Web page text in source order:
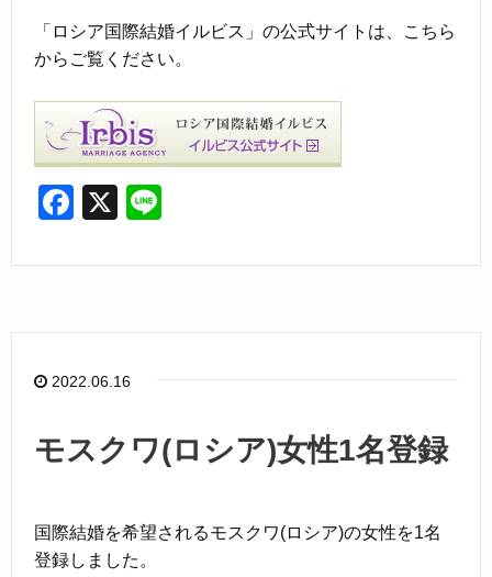
「ロシア国際結婚イルビス」の公式サイトは、こちら
からご覧ください。
F
c
b
o
k
X
e
2022.06.16
モスクワ(ロシア)女性1名登録
国際結婚を希望されるモスクワ(ロシア)の女性を1名
登録しました。